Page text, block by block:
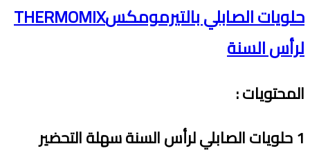
حلويات الصابلي بالتيرمومكسTHERMOMIX
لرأس السنة
المحتويات:
1حلويات الصابلي لرأس السنة سهلة التحضير